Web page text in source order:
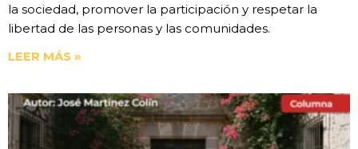
la sociedad, promover la participación y respetar la
libertad de las personas y las comunidades.
LEER MÁS »